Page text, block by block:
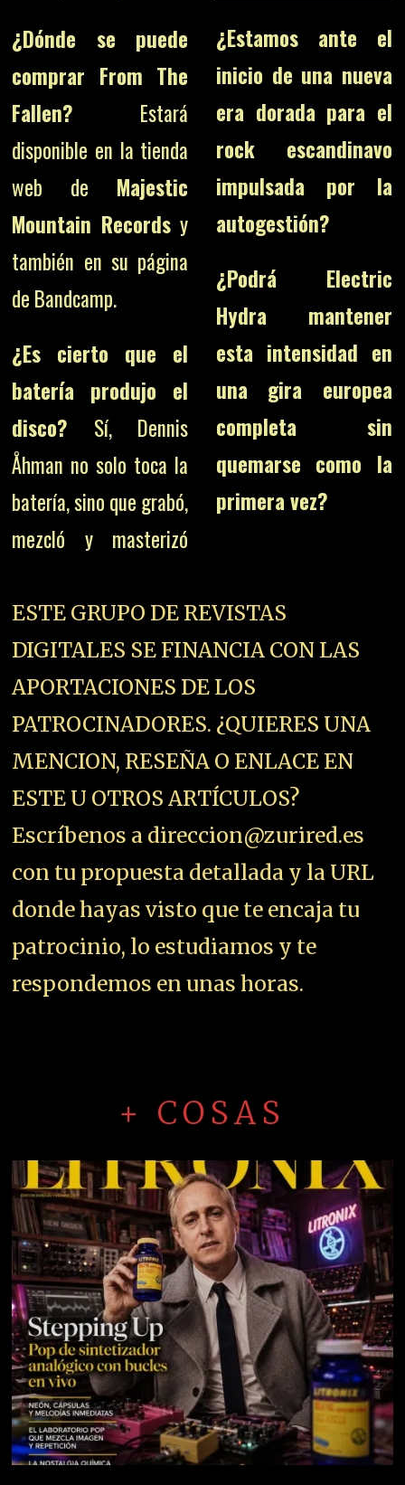
¿Dónde se puede
comprar From The
Fallen? Estará
disponible en la tienda
web de Majestic
Mountain Records y
también en su página
de Bandcamp.
¿Es cierto que el
batería produjo el
disco? Sí, Dennis
Åhman no solo toca la
batería, sino que grabó,
mezcló y masterizó
¿Estamos ante el
inicio de una nueva
era dorada para el
rock escandinavo
impulsada por la
autogestión?
¿Podrá Electric
Hydra mantener
esta intensidad en
una gira europea
completa sin
quemarse como la
primera vez?
ESTE GRUPO DE REVISTAS
DIGITALES SE FINANCIA CON LAS
APORTACIONES DE LOS
PATROCINADORES. ¿QUIERES UNA
MENCION, RESEÑA O ENLACE EN
ESTE U OTROS ARTÍCULOS?
Escríbenos a direccion@zurired.es
con tu propuesta detallada y la URL
donde hayas visto que te encaja tu
patrocinio, lo estudiamos y te
respondemos en unas horas.
+ COSAS